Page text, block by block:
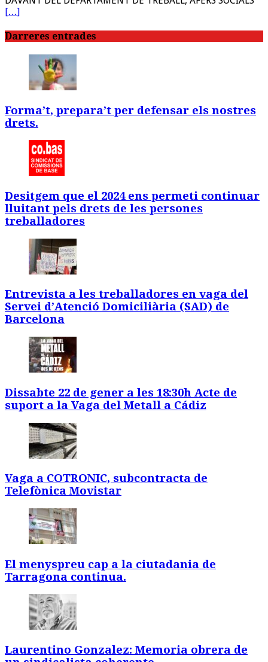
[…]
Darreres entrades
Forma’t, prepara’t per defensar els nostres
drets.
Desitgem que el 2024 ens permeti continuar
lluitant pels drets de les persones
treballadores
Entrevista a les treballadores en vaga del
Servei d’Atenció Domiciliària (SAD) de
Barcelona
Dissabte 22 de gener a les 18:30h Acte de
suport a la Vaga del Metall a Cádiz
Vaga a COTRONIC, subcontracta de
Telefònica Movistar
El menyspreu cap a la ciutadania de
Tarragona continua.
Laurentino Gonzalez: Memoria obrera de